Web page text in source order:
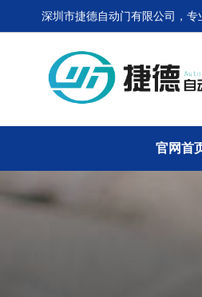
深圳市捷德自动门有限公司，
官网首